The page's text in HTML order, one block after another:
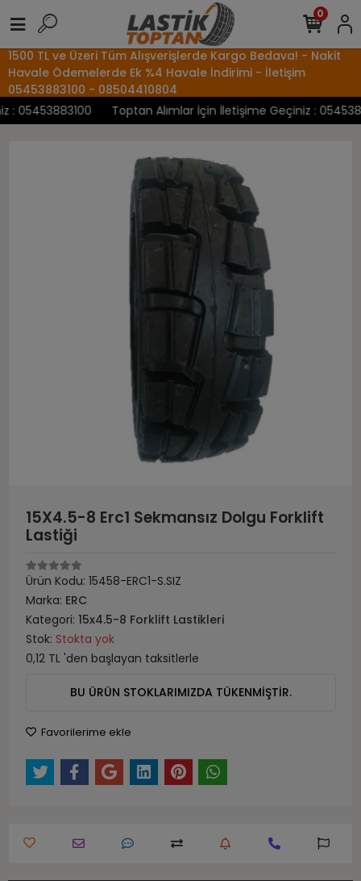
1500 TL ve Üzeri Tüm Alışverişlerde Kargo Bedava! - Nakit
Havale Ödemelerde Ek %4 Havale İndirimi - İletişim
05453883100 - 08504410804
Toptan Alımlar İçin İletişime Geçiniz :
0
15X4.5-8 Erc1 Sekmansız Dolgu Forklift
Lastiği
Ürün Kodu: 15458-ERC1-S.SIZ
Marka: ERC
Kategori: 15x4.5-8 Forklift Lastikleri
Stok: Stokta yok
0,12 TL 'den başlayan taksitlerle
BU ÜRÜN STOKLARIMIZDA TÜKENMİŞTİR.
Favorilerime ekle